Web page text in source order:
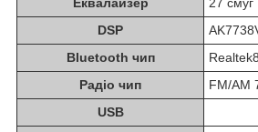
Еквалайзер
27 смуг
DSP
Bluetooth чип
Радіо чип
FM/AM
USB